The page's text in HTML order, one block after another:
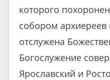
которого
собором архиереев
отслужена
Богослужение
Ярославский и